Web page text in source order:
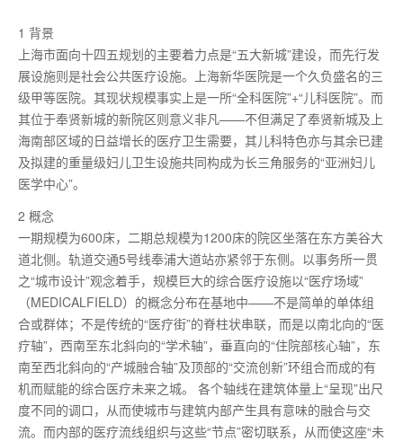
1 背景
上海市面向十四五规划的主要着力点是“五大新城”建设，而先行发
展设施则是社会公共医疗设施。上海新华医院是一个久负盛名的三
级甲等医院。其现状规模事实上是一所“全科医院”+“儿科医院”。而
其位于奉贤新城的新院区则意义非凡——不但满足了奉贤新城及上
海南部区域的日益增长的医疗卫生需要，其儿科特色亦与其余已建
及拟建的重量级妇儿卫生设施共同构成为长三角服务的“亚洲妇儿
医学中心”。
2 概念
一期规模为600床，二期总规模为1200床的院区坐落在东方美谷大
道北侧。轨道交通5号线奉浦大道站亦紧邻于东侧。以事务所一贯
之“城市设计”观念着手，规模巨大的综合医疗设施以“医疗场域”
（MEDICALFIELD）的概念分布在基地中——不是简单的单体组
合或群体；不是传统的“医疗街”的脊柱状串联，而是以南北向的“医
疗轴”，西南至东北斜向的“学术轴”，垂直向的“住院部核心轴”，东
南至西北斜向的“产城融合轴”及顶部的“交流创新”环组合而成的有
机而赋能的综合医疗未来之城。 各个轴线在建筑体量上“呈现”出尺
度不同的调口，从而使城市与建筑内部产生具有意味的融合与交
流。而内部的医疗流线组织与这些“节点”密切联系，从而使这座“未